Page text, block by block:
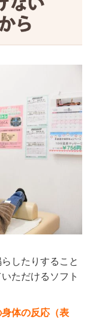
したりすること
ただけるソフト
体の反応（表